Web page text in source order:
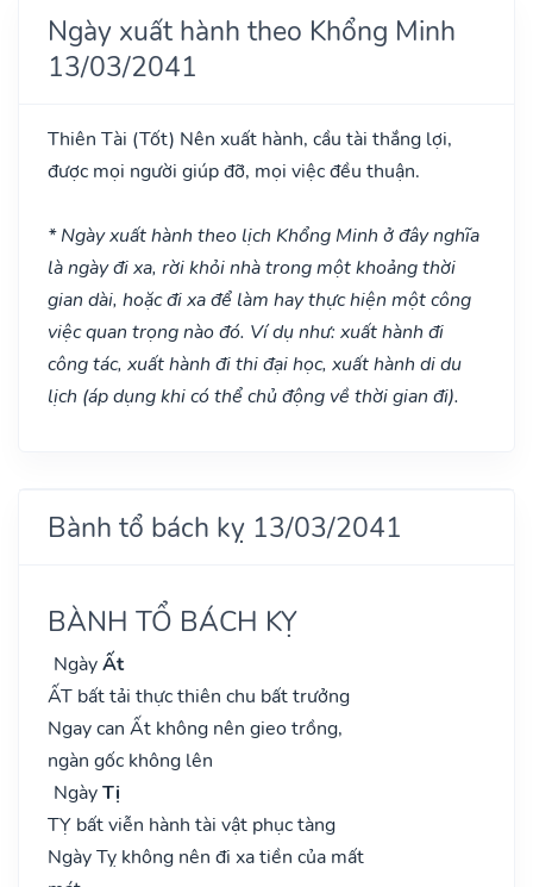
Ngày xuất hành theo Khổng Minh
13/03/2041
Thiên Tài (Tốt) Nên xuất hành, cầu tài thắng lợi,
được mọi người giúp đỡ, mọi việc đều thuận.
* Ngày xuất hành theo lịch Khổng Minh ở đây nghĩa
là ngày đi xa, rời khỏi nhà trong một khoảng thời
gian dài, hoặc đi xa để làm hay thực hiện một công
việc quan trọng nào đó. Ví dụ như: xuất hành đi
công tác, xuất hành đi thi đại học, xuất hành di du
lịch (áp dụng khi có thể chủ động về thời gian đi).
Bành tổ bách kỵ 13/03/2041
BÀNH TỔ BÁCH KỴ
NgàyẤt
ẤT bất tải thực thiên chu bất trưởng
Ngay can Ất không nên gieo trồng,
ngàn gốc không lên
NgàyTị
TỴ bất viễn hành tài vật phục tàng
Ngày Tỵ không nên đi xa tiền của mất